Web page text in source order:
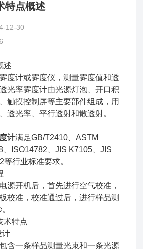
特点概述
12-30
述
度计或雾度仪，测量雾度值和透
光率雾度计由光源灯泡、开口积
触摸控制屏等主要部件组成，用
透光率、平行透射和散透射。
计满足GB/T2410、ASTM
、ISO14782、JIS K7105、JIS
行业标准要求。
源开机后，首先进行空气校准，
校准，校准通过后，进行样品测
术特点
计
含一条样品测量光束和一条光源